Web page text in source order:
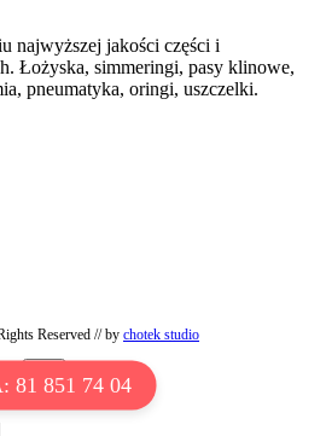
81 851 74 04
najwyższej jakości części i
Łożyska, simmeringi, pasy klinowe,
pneumatyka, oringi, uszczelki.
Reserved // by chotek studio